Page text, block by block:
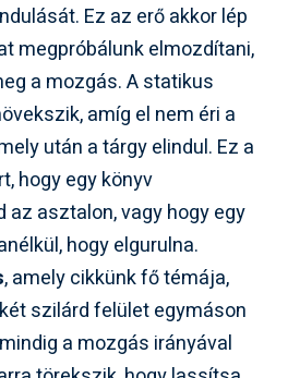
Ez az erő akkor lép
megpróbálunk elmozdítani,
a mozgás. A statikus
amíg el nem éri a
után a tárgy elindul. Ez a
hogy egy könyv
asztalon, vagy hogy egy
hogy elgurulna.
, amely cikkünk fő témája,
szilárd felület egymáson
a mozgás irányával